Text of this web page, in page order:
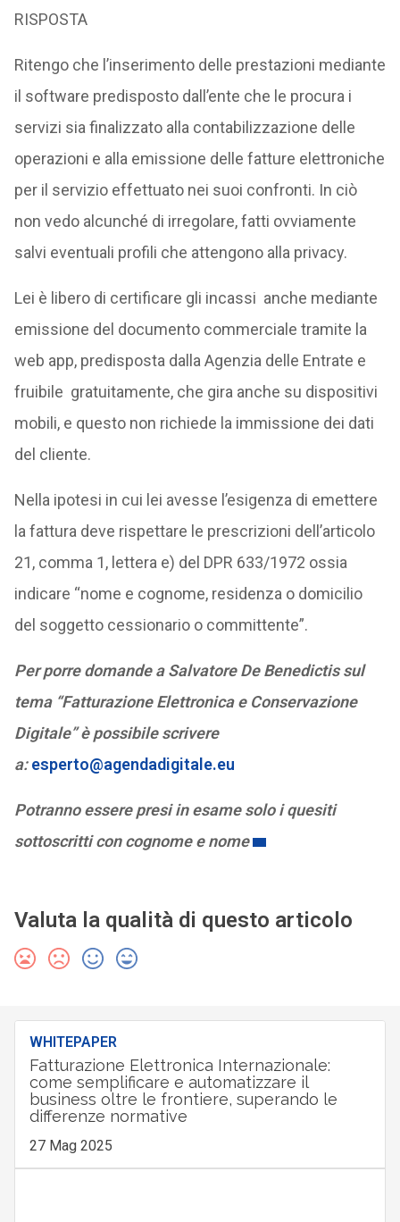
RISPOSTA
Ritengo che l’inserimento delle prestazioni mediante
il software predisposto dall’ente che le procura i
servizi sia finalizzato alla contabilizzazione delle
operazioni e alla emissione delle fatture elettroniche
per il servizio effettuato nei suoi confronti. In ciò
non vedo alcunché di irregolare, fatti ovviamente
salvi eventuali profili che attengono alla privacy.
Lei è libero di certificare gli incassi anche mediante
emissione del documento commerciale tramite la
web app, predisposta dalla Agenzia delle Entrate e
fruibile gratuitamente, che gira anche su dispositivi
mobili, e questo non richiede la immissione dei dati
del cliente.
Nella ipotesi in cui lei avesse l’esigenza di emettere
la fattura deve rispettare le prescrizioni dell’articolo
21, comma 1, lettera e) del DPR 633/1972 ossia
indicare “nome e cognome, residenza o domicilio
del soggetto cessionario o committente”.
Per porre domande a Salvatore De Benedictis sul
tema “Fatturazione Elettronica e Conservazione
Digitale” è possibile scrivere
a:esperto@agendadigitale.eu
Potranno essere presi in esame solo i quesiti
sottoscritti con cognome e nome
Valuta la qualità di questo articolo
WHITEPAPER
Fatturazione Elettronica Internazionale:
come semplificare e automatizzare il
business oltre le frontiere, superando le
differenze normative
27 Mag 2025